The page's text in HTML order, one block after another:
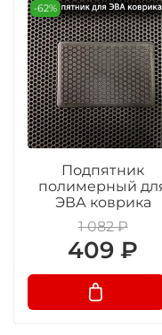
-62%
Подпятник
полимерный
ЭВА коврика
1 082 ₽
409 ₽